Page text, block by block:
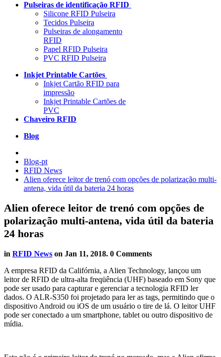
Pulseiras de identificação RFID
Silicone RFID Pulseira
Tecidos Pulseira
Pulseiras de alongamento
RFID
Papel RFID Pulseira
PVC RFID Pulseira
Inkjet Printable Cartões
Inkjet Cartão RFID para
impressão
Inkjet Printable Cartões de
PVC
Chaveiro RFID
Blog
Blog-pt
RFID News
Alien oferece leitor de trenó com opções de polarização multi-
antena, vida útil da bateria 24 horas
Alien oferece leitor de trenó com opções de
polarização multi-antena, vida útil da bateria
24 horas
in RFID News on Jan 11, 2018. 0 Comments
A empresa RFID da Califórnia, a Alien Technology, lançou um
leitor de RFID de ultra-alta freqüência (UHF) baseado em Sony que
pode ser usado para capturar e gerenciar a tecnologia RFID ler
dados. O ALR-S350 foi projetado para ler as tags, permitindo que o
dispositivo Android ou iOS de um usuário o tire de lá. O leitor UHF
pode ser conectado a um smartphone, tablet ou outro dispositivo de
mídia.